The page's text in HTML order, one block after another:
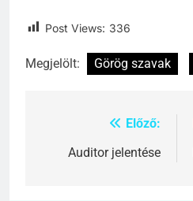
Post Views: 336
Megjelölt: Görög szavak
Bejegyzés
navigáció
Előző:
Auditor jelentése